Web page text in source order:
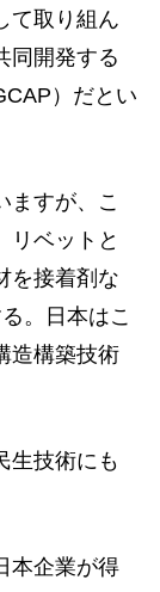
て取り組ん
同開発する
）だとい
ますが、こ
リベットと
を接着剤な
。日本はこ
造構築技術
生技術にも
本企業が得